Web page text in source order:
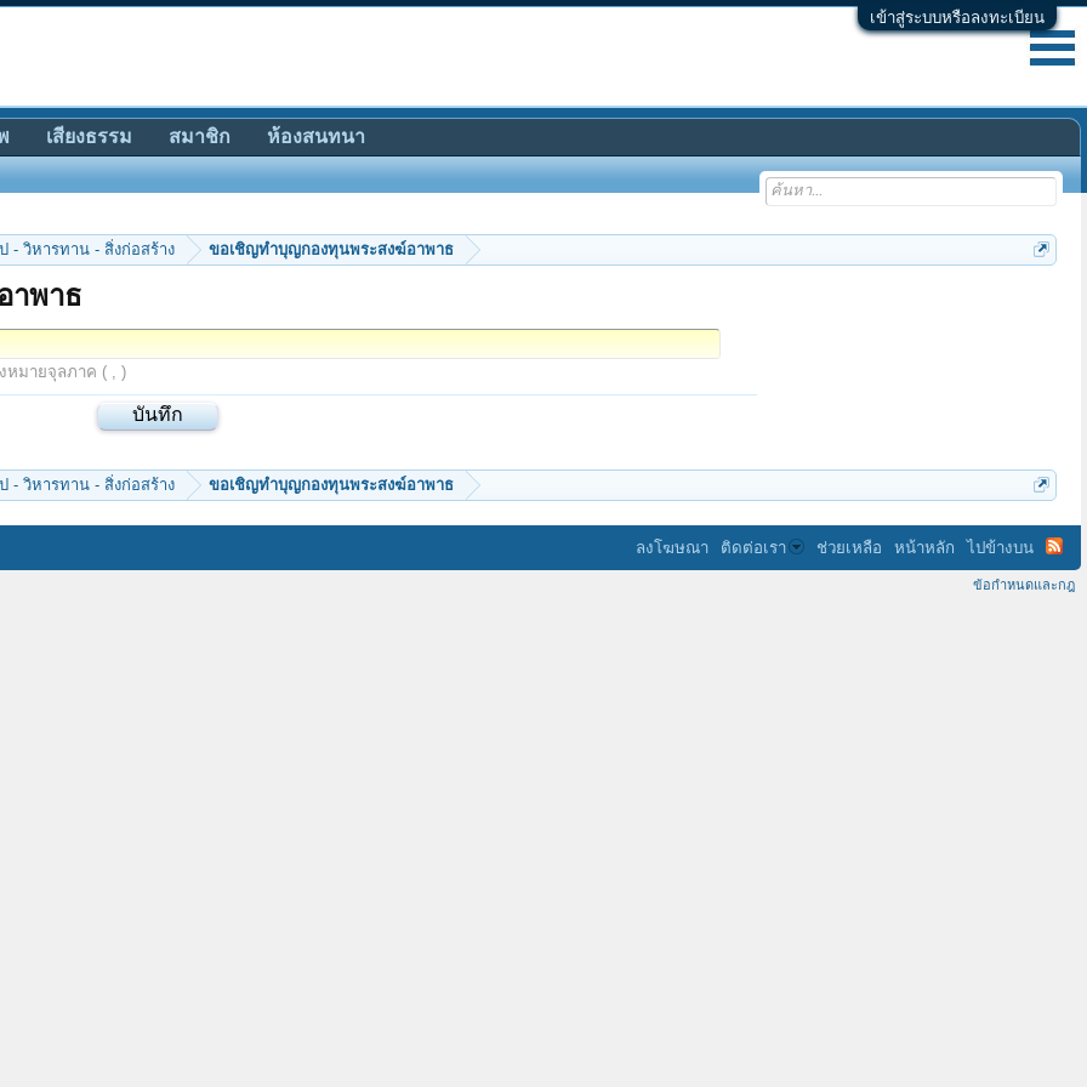
เข้าสู่ระบบหรือลงทะเบียน
- วิหารทาน - สิ่งก่อสร้าง ขอเชิญทำบุญกองทุนพระสงฆ์อาพาธ
าพาธ
หมายจุลภาค ( , )
- วิหารทาน - สิ่งก่อสร้าง ขอเชิญทำบุญกองทุนพระสงฆ์อาพาธ
เสียงธรรม สมาชิก ห้องสนทนา
ลงโฆษณา ติดต่อเรา ช่วยเหลือ หน้าหลัก ไปข้างบน
ข้อกำหนดและกฎ